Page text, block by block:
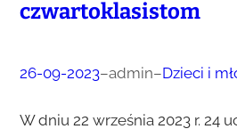
czwartoklasistom
26-09-2023–admin–Dzieci i
W dniu 22 września 2023 r. 24